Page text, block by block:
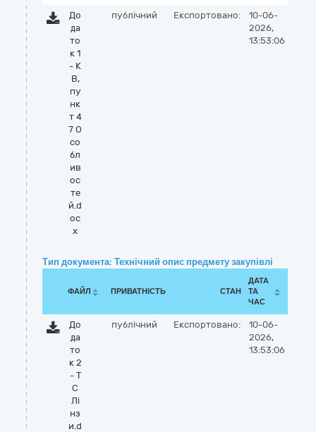
До
да
то
к 1
- К
В,
пу
нк
т 4
7 О
со
бл
ив
ос
те
й.d
oc
x
публічний Експортовано:
10-06-
2026,
13:53:06
Тип документа: Технічний опис предмету закупівлі
ФАЙЛ ПРИВАТНІСТЬ СТАН
ДАТА
ТА
ЧАС
До
да
то
к 2
- Т
С
Лі
нз
и.d
публічний Експортовано:
10-06-
2026,
13:53:06